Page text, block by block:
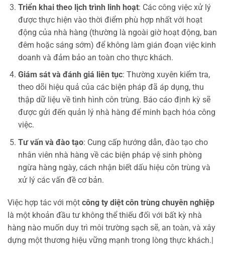
Triển khai theo lịch trình linh hoạt: Các công việc xử lý
được thực hiện vào thời điểm phù hợp nhất với hoạt
động của nhà hàng (thường là ngoài giờ hoạt động, ban
đêm hoặc sáng sớm) để không làm gián đoạn việc kinh
doanh và đảm bảo an toàn cho thực khách.
Giám sát và đánh giá liên tục: Thường xuyên kiểm tra,
theo dõi hiệu quả của các biện pháp đã áp dụng, thu
thập dữ liệu về tình hình côn trùng. Báo cáo định kỳ sẽ
được gửi đến quản lý nhà hàng để minh bạch hóa công
việc.
Tư vấn và đào tạo: Cung cấp hướng dẫn, đào tạo cho
nhân viên nhà hàng về các biện pháp vệ sinh phòng
ngừa hàng ngày, cách nhận biết dấu hiệu côn trùng và
xử lý các vấn đề cơ bản.
Việc hợp tác với một công ty diệt côn trùng chuyên nghiệp
là một khoản đầu tư không thể thiếu đối với bất kỳ nhà
hàng nào muốn duy trì môi trường sạch sẽ, an toàn, và xây
dựng một thương hiệu vững mạnh trong lòng thực khách.|